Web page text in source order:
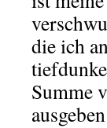
die ich
Summe